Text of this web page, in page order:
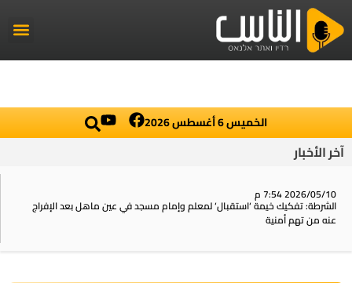
الخميس 6 أغسطس 2026
آخر الأخبار
2026/05/10 7:54 م
الشرطة: تفكيك خيمة ‘استقبال‘ لمعلم وإمام مسجد في عين ماهل بعد الإفراج
عنه من تهم أمنية